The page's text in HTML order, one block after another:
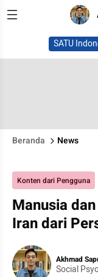
SATU
Beranda News
Konten dari Pengguna
Manusia
Iran dari
Akhmad
Social